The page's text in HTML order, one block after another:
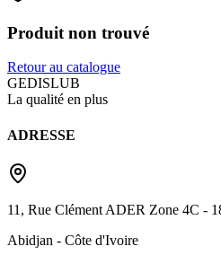
Produit non trouvé
Retour au catalogue
GEDISLUB
La qualité en plus
ADRESSE
11, Rue Clément ADER Zone 4C -
Abidjan - Côte d'Ivoire